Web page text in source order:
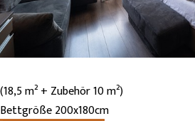
(18,5 m² + Zubehör 10 m²)
Bettgröße 200x180cm